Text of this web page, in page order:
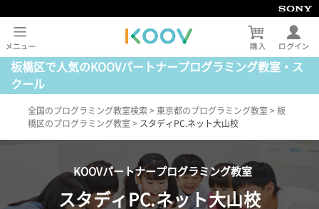
板橋区で人気のKOOVパートナープログラミング教室・ス
クール
全国のプログラミング教室検索 > 東京都のプログラミング教室 > 板
橋区のプログラミング教室 > スタディPC.ネット大山校
KOOVパートナープログラミング教室
スタディPC.ネット大山校